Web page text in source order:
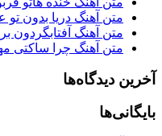
متن آهنگ دریا بدون
متن آهنگ آفتابگردون
متن آهنگ چرا ساکتی
آخرین دیدگاه‌ها
بایگانی‌ها